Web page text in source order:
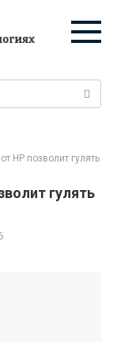
HP позволит гулять
гулять